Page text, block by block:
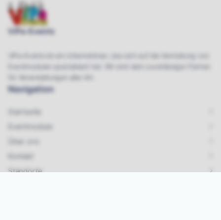
ViPa-Events
ViPa-Events ist ein Unternehmen, das sich auf die Vermietung von
Eventmodulen spezialisiert hat. Wir sind dein zuverlässiger Partner
für Veranstaltungen aller Art.
Navigation
Startseite
Eventmodule
Über uns
Kontakt
Standorte